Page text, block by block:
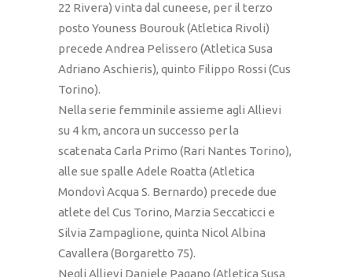
22 Rivera) vinta dal cuneese, per il terzo
posto Youness Bourouk (Atletica Rivoli)
precede Andrea Pelissero (Atletica Susa
Adriano Aschieris), quinto Filippo Rossi (Cus
Torino).
Nella serie femminile assieme agli Allievi
su 4 km, ancora un successo per la
scatenata Carla Primo (Rari Nantes Torino),
alle sue spalle Adele Roatta (Atletica
Mondovì Acqua S. Bernardo) precede due
atlete del Cus Torino, Marzia Seccaticci e
Silvia Zampaglione, quinta Nicol Albina
Cavallera (Borgaretto 75).
Negli Allievi Daniele Pagano (Atletica Susa